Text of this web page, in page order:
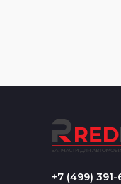
+7 (499) 391-